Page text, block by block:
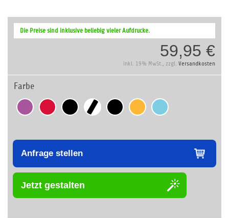
Anfang
der
Die Preise sind inklusive beliebig vieler Aufdrucke.
59,95 €
inkl. 19% MwSt., zzgl. Versandkosten
Farbe
Anfrage stellen
Jetzt gestalten